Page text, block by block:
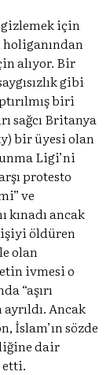
gizlemek için
alıyor. Bir
gibi
biri
sağcı Britanya
bir üyesi olan
Ligi’ni
protesto
ve
kınadı ancak
öldüren
olan
ivmesi o
“aşırı
Ancak
İslam’ın sözde
dair